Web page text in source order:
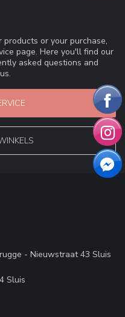
or your purchase,
page. Here you'll find our
asked questions and
- Nieuwstraat 43 Sluis
Sluis